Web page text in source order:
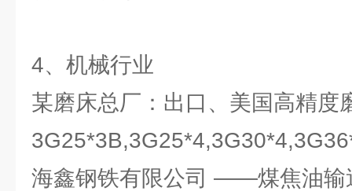
4、机械行业
某磨床总厂：出口、美国高精度
海鑫钢铁有限公司 ——煤焦油输